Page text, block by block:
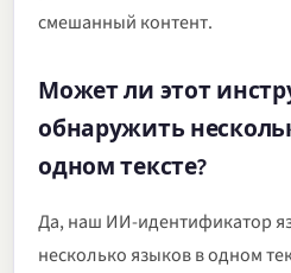
смешанный контент.
Может ли этот
обнаружить
одном тексте?
Да, наш ИИ-идентификатор
несколько языков в одном